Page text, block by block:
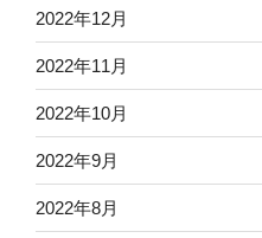
2022年12月
2022年11月
2022年10月
2022年9月
2022年8月